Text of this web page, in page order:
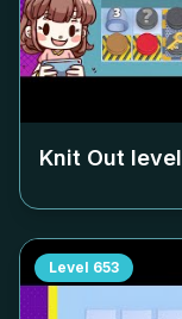
Knit Out level
Level 653